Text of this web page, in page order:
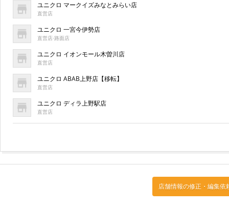
ユニクロ マークイズみなとみらい店
直営店
ユニクロ 一宮今伊勢店
直営店·路面店
ユニクロ イオンモール木曽川店
直営店
ユニクロ ABAB上野店【移転】
直営店
ユニクロ ディラ上野駅店
直営店
店舗情報の修正・編集依